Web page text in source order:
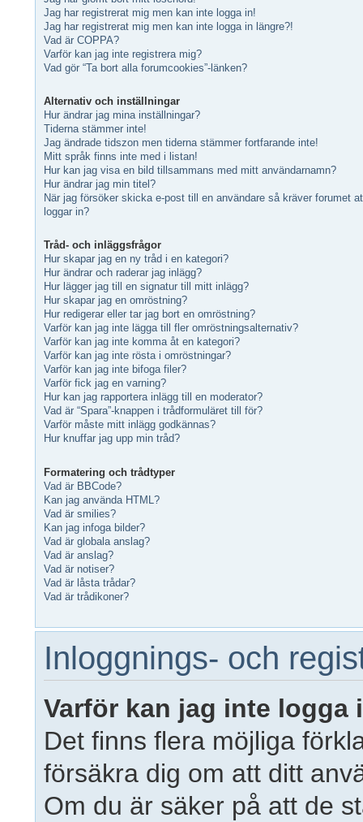
Jag har registrerat mig men kan inte logga in!
Jag har registrerat mig men kan inte logga in längre?!
Vad är COPPA?
Varför kan jag inte registrera mig?
Vad gör “Ta bort alla forumcookies”-länken?
Alternativ och inställningar
Hur ändrar jag mina inställningar?
Tiderna stämmer inte!
Jag ändrade tidszon men tiderna stämmer fortfarande inte!
Mitt språk finns inte med i listan!
Hur kan jag visa en bild tillsammans med mitt användarnamn?
Hur ändrar jag min titel?
När jag försöker skicka e-post till en användare så kräver forumet
loggar in?
Tråd- och inläggsfrågor
Hur skapar jag en ny tråd i en kategori?
Hur ändrar och raderar jag inlägg?
Hur lägger jag till en signatur till mitt inlägg?
Hur skapar jag en omröstning?
Hur redigerar eller tar jag bort en omröstning?
Varför kan jag inte lägga till fler omröstningsalternativ?
Varför kan jag inte komma åt en kategori?
Varför kan jag inte rösta i omröstningar?
Varför kan jag inte bifoga filer?
Varför fick jag en varning?
Hur kan jag rapportera inlägg till en moderator?
Vad är “Spara”-knappen i trådformuläret till för?
Varför måste mitt inlägg godkännas?
Hur knuffar jag upp min tråd?
Formatering och trådtyper
Vad är BBCode?
Kan jag använda HTML?
Vad är smilies?
Kan jag infoga bilder?
Vad är globala anslag?
Vad är anslag?
Vad är notiser?
Vad är låsta trådar?
Vad är trådikoner?
Inloggnings- och
Varför kan jag inte logga
Det finns flera möjliga
försäkra dig om att ditt
Om du är säker på att de